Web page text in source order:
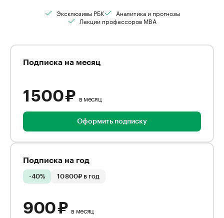
Эксклюзивы РБК
Аналитика и прогнозы
Лекции профессоров MBA
Подписка на месяц
1 500 ₽ в месяц
Оформить подписку
Подписка на год
-40% 10 800₽ в год
900 ₽ в месяц